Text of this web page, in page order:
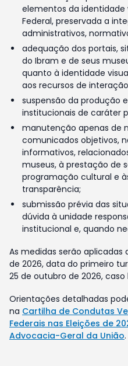
elementos da identidade
Federal, preservada a
administrativos,
adequação dos portais,
do Ibram e de seus
quanto à identidade
aos recursos de
suspensão da produção
institucionais de caráter
manutenção apenas de
comunicados objetivos,
informativos,
museus, à prestação de
programação cultural e
transparência;
submissão prévia das
dúvida à unidade
institucional e, quando
As medidas serão
de 2026, data do primeiro
25 de outubro de 2026,
Orientações detalhadas
na Cartilha de Condutas
Federais nas Eleições de
Advocacia-Geral da União.